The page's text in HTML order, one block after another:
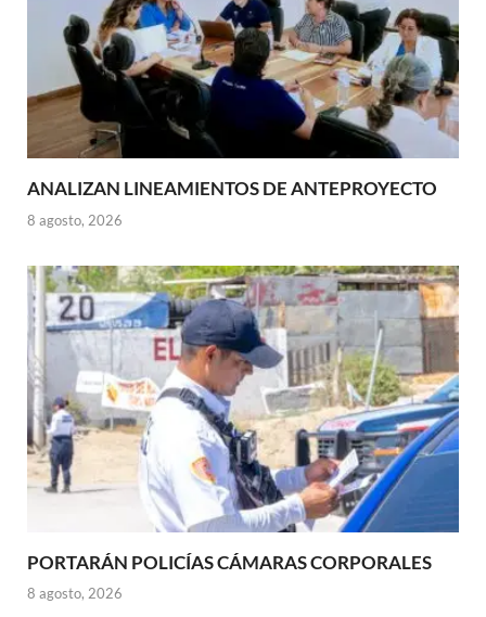
ANALIZAN LINEAMIENTOS DE ANTEPROYECTO
8 agosto, 2026
PORTARÁN POLICÍAS CÁMARAS CORPORALES
8 agosto, 2026